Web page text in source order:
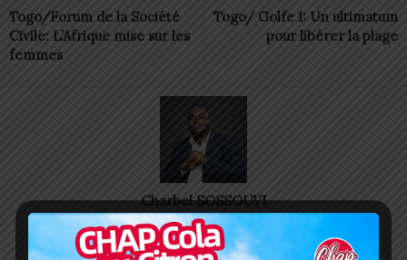
Togo/Forum de la Société
Civile: L’Afrique mise sur les
femmes
Togo/ Golfe 1: Un ultimatum
pour libérer la plage
Charbel SOSSOUVI
ARTICLES CONNEXES PLUS DE L'AUTEUR